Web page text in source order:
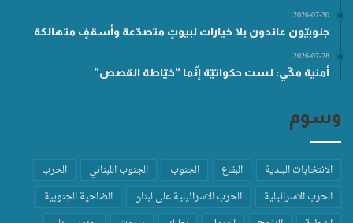
2026-07-30
جنوبيّون عائدون بلا خيارات لبيوتٍ متصدّعة وأسقفٍ متهالكة
2026-07-28
أمنية مكّي: لست حكواتيّة إنّما “خيّاطة القصص”
وسوم
الانتخابات البلدية البقاع الجنوب الجنوب اللبناني
الحرب
الحرب الاسرائيلية
الحرب الاسرائيلية على لبنان
الضاحية الجنوبية